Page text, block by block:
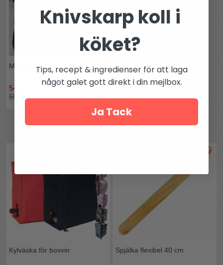
Marsipan Svart 500g
54 kr
59 kr
Kylväska för boxvin Spjälka flexibel 40 cm
Knivskarp koll i
köket?
Tips, recept & ingredienser för att laga
något galet gott direkt i din mejlbox.
Ja Tack